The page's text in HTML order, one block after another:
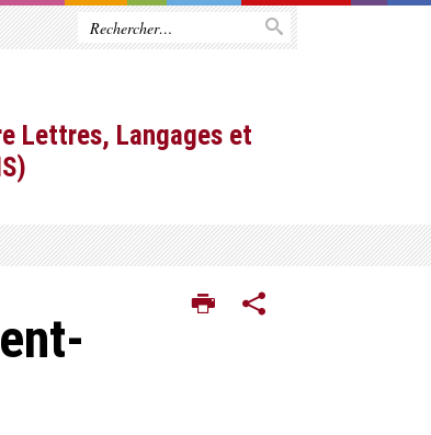
Lettres, Langages et